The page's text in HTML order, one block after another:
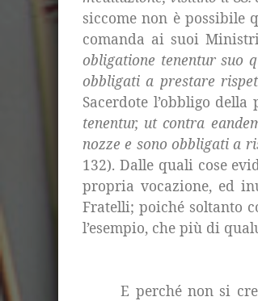
siccome non è possibile
comanda ai suoi
obligatione tenentur suo
obbligati a prestare
Sacerdote l’obbligo della
tenentur, ut contra
nozze e sono obbligati a
132). Dalle quali cose
propria vocazione, ed
Fratelli; poiché soltanto
l’esempio, che più di
E perché non si